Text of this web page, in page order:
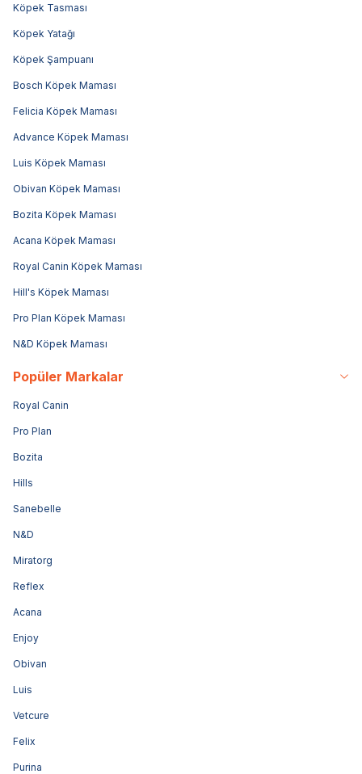
Köpek Tasması
Köpek Yatağı
Köpek Şampuanı
Bosch Köpek Maması
Felicia Köpek Maması
Advance Köpek Maması
Luis Köpek Maması
Obivan Köpek Maması
Bozita Köpek Maması
Acana Köpek Maması
Royal Canin Köpek Maması
Hill's Köpek Maması
Pro Plan Köpek Maması
N&D Köpek Maması
Popüler Markalar
Royal Canin
Pro Plan
Bozita
Hills
Sanebelle
N&D
Miratorg
Reflex
Acana
Enjoy
Obivan
Luis
Vetcure
Felix
Purina